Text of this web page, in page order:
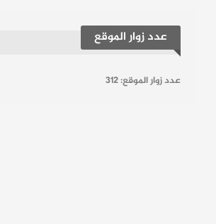
عدد زوار الموقع
عدد زوار الموقع:312